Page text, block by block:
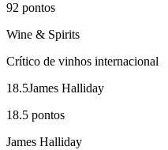
92 pontos
Wine & Spirits
Crítico de vinhos internacional
18.5James Halliday
18.5 pontos
James Halliday